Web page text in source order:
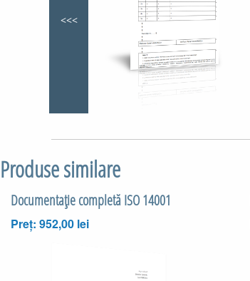
<<<
Produse similare
Documentaţie completă ISO 14001
Preț: 952,00 lei